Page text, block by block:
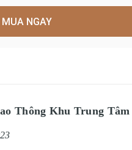
MUA NGAY
Thông Khu Trung Tâm